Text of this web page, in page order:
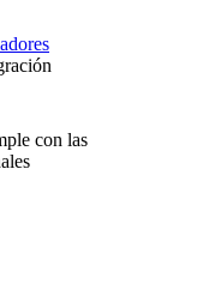
con las